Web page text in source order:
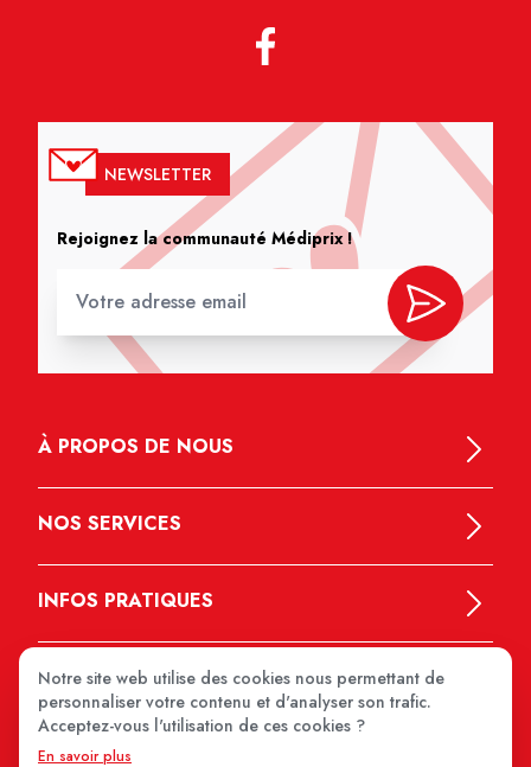
NEWSLETTER
Rejoignez la communauté Médiprix !
À PROPOS DE NOUS
NOS SERVICES
INFOS PRATIQUES
Notre site web utilise des cookies nous permettant de
personnaliser votre contenu et d'analyser son trafic.
Acceptez-vous l'utilisation de ces cookies ?
En savoir plus